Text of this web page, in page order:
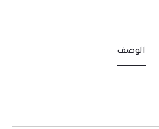
الوصف